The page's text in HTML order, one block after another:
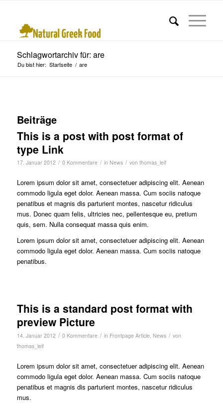
Schlagwortarchiv für: are
Du bist hier: Startseite / are
Beiträge
This is a post with post format of
type Link
17. Januar 2012 / 0 Kommentare / in News / von thomas_leif
Lorem ipsum dolor sit amet, consectetuer adipiscing elit. Aenean
commodo ligula eget dolor. Aenean massa. Cum sociis natoque
penatibus et magnis dis parturient montes, nascetur ridiculus
mus. Donec quam felis, ultricies nec, pellentesque eu, pretium
quis, sem. Nulla consequat massa quis enim.
Lorem ipsum dolor sit amet, consectetuer adipiscing elit. Aenean
commodo ligula eget dolor. Aenean massa. Cum sociis natoque
penatibus.
This is a standard post format with
preview Picture
14. Januar 2012 / 0 Kommentare / in Frontpage Article, News / von
thomas_leif
Lorem ipsum dolor sit amet, consectetuer adipiscing elit. Aenean
commodo ligula eget dolor. Aenean massa. Cum sociis natoque
penatibus et magnis dis parturient montes, nascetur ridiculus
mus.